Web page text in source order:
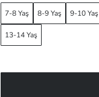
7-8 Yaş 8-9 Yaş 9-10 Yaş
13-14 Yaş